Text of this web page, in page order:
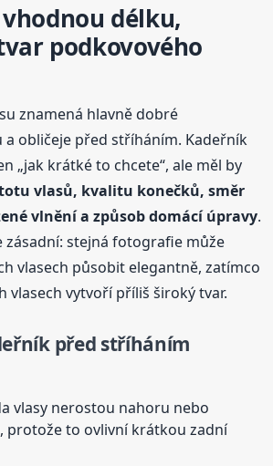
délku,
podkovového
znamená hlavně dobré
a obličeje před stříháním. Kadeřník
„jak krátké to chcete“, ale měl by
vlasů, kvalitu konečků, směr
vlnění a způsob domácí úpravy.
zásadní: stejná fotografie může
vlasech působit elegantně, zatímco
vlasech vytvoří příliš široký tvar.
před stříháním
vlasy nerostou nahoru nebo
protože to ovlivní krátkou zadní